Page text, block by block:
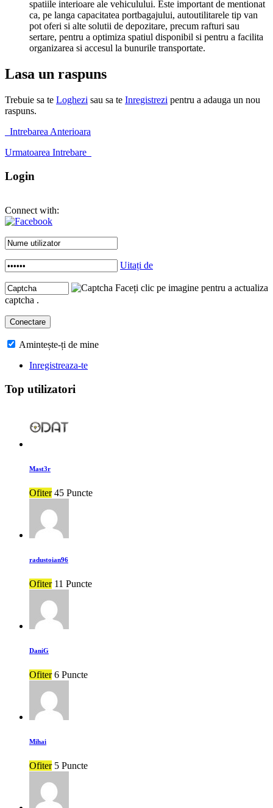
spatiile interioare ale vehiculului. Este important de mentionat
ca, pe langa capacitatea portbagajului, autoutilitarele tip van
pot oferi si alte solutii de depozitare, precum rafturi sau
sertare, pentru a optimiza spatiul disponibil si pentru a facilita
organizarea si accesul la bunurile transportate.
Lasa un raspuns
Trebuie sa te Loghezi sau sa te Inregistrezi pentru a adauga un nou
raspuns.
Intrebarea Anterioara
Urmatoarea Intrebare
Login
Connect with:
Uitați de
Faceți clic pe imagine pentru a actualiza
captcha .
Amintește-ți de mine
Inregistreaza-te
Top utilizatori
Mast3r
Ofiter 45 Puncte
radustoian96
Ofiter 11 Puncte
DaniG
Ofiter 6 Puncte
Mihai
Ofiter 5 Puncte